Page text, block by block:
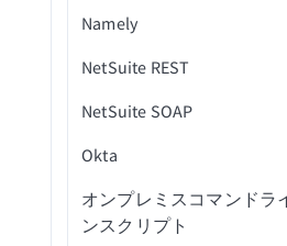
（バッチ）
連絡先を削除
エンゲージメントを作
所有者詳細を取得
IDで所有者詳細を取得
課題が更新済み（バ
チ）
コメントを更新
課題を更新
ユーザーをロック
ユーザーMFAをリセッ
トリガーコマンドを実
オブジェクトの検索
従業員IDでユーザーを
新規リスト
新規購読者
新規または更新済み
得
購読者を削除
キャンペーンを検索
購読者を検索
スポート（bulk）
リストに追加された
新規セルフサービス
ステップ（リアルタ
スマートキャンペー
追加（バッチ）
リストにリードを追
ッチ）
オブジェクトをファ
コードをエクスポート
(バッチ)
新規オブジェクト
オブジェクトの作成
チ）
オブジェクトIDを取得
オブジェクトスキー
得
アクション
ドキュメントを削除
ドキュメントを挿入
ドキュメントをレプ
ドキュメントを検索
カスタムフィルターク
コネクション設定
トリガー
新規行
新規/更新行
スケジュール済みクエ
アクション
アクションを選択
アクションを挿入
Namely
コネクション設定
トリガー
新規従業員プロファイ
新規または更新済み
プロファイル
アクション
ステータス投稿を作
NetSuite REST
コネクション設定
トリガー
新規分類レコード
アクション
NetSuite SOAP
コネクション設定
トリガー
Okta
コネクション設定
オンプレミスコマンドラ
ンスクリプト